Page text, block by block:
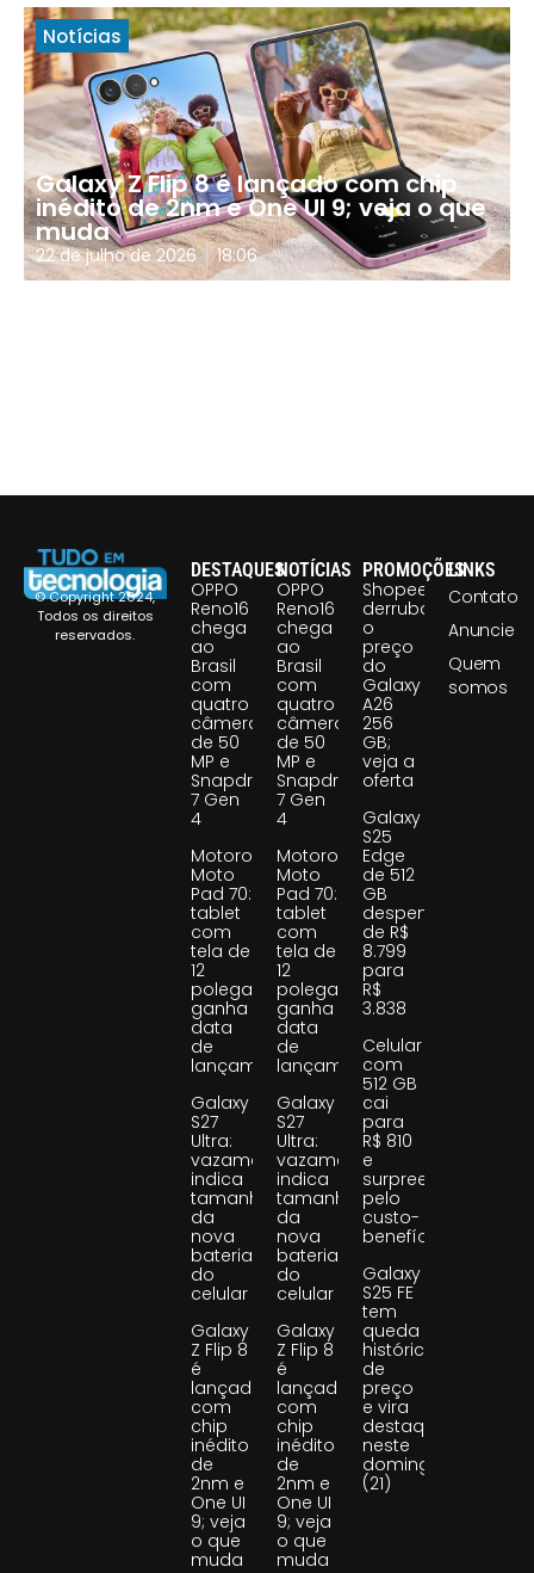
Notícias
Galaxy Z Flip 8 é lançado com chip
inédito de 2nm e One UI 9; veja o que
muda
22 de julho de 2026 18:06
© Copyright 2024,
Todos os direitos
reservados.
DESTAQUES
OPPO
Reno16
chega
ao
Brasil
com
quatro
câmeras
de 50
MP e
Snapdragon
7 Gen
4
Motorola
Moto
Pad 70:
tablet
com
tela de
12
polegadas
ganha
data
de
lançamento
Galaxy
S27
Ultra:
vazamento
indica
tamanho
da
nova
bateria
do
celular
Galaxy
Z Flip 8
é
lançado
com
chip
inédito
de
2nm e
One UI
9; veja
o que
muda
NOTÍCIAS
OPPO
Reno16
chega
ao
Brasil
com
quatro
câmeras
de 50
MP e
Snapdragon
7 Gen
4
Motorola
Moto
Pad 70:
tablet
com
tela de
12
polegadas
ganha
data
de
lançamento
Galaxy
S27
Ultra:
vazamento
indica
tamanho
da
nova
bateria
do
celular
Galaxy
Z Flip 8
é
lançado
com
chip
inédito
de
2nm e
One UI
9; veja
o que
muda
PROMOÇÕES
Shopee
derruba
o
preço
do
Galaxy
A26
256
GB;
veja a
oferta
Galaxy
S25
Edge
de 512
GB
despenca
de R$
8.799
para
R$
3.838
Celular
com
512 GB
cai
para
R$ 810
e
surpreende
pelo
custo-
benefício
Galaxy
S25 FE
tem
queda
histórica
de
preço
e vira
destaque
neste
domingo
(21)
LINKS
Contato
Anuncie
Quem
somos